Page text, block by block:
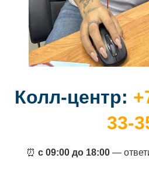
Колл-центр:
33-
⏰ с 09:00 до 18:00 —